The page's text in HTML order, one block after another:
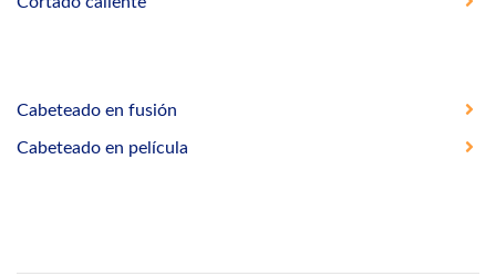
Cabeteado en fusión
Cabeteado en película